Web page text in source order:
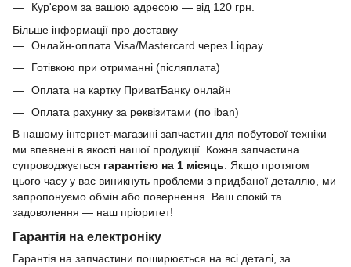
Кур'єром за вашою адресою — від 120 грн.
Більше інформації про доставку
Онлайн-оплата Visa/Mastercard через Liqpay
Готівкою при отриманні (післяплата)
Оплата на картку ПриватБанку онлайн
Оплата рахунку за реквізитами (по iban)
В нашому інтернет-магазині запчастин для побутової техніки
ми впевнені в якості нашої продукції. Кожна запчастина
супроводжується гарантією на 1 місяць. Якщо протягом
цього часу у вас виникнуть проблеми з придбаної деталлю, ми
запропонуємо обмін або повернення. Ваш спокій та
задоволення — наш пріоритет!
Гарантія на електроніку
Гарантія на запчастини поширюється на всі деталі, за